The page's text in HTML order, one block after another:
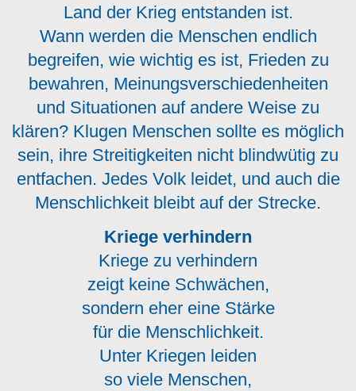
Land der Krieg entstanden ist.
Wann werden die Menschen endlich
begreifen, wie wichtig es ist, Frieden zu
bewahren, Meinungsverschiedenheiten
und Situationen auf andere Weise zu
klären? Klugen Menschen sollte es möglich
sein, ihre Streitigkeiten nicht blindwütig zu
entfachen. Jedes Volk leidet, und auch die
Menschlichkeit bleibt auf der Strecke.
Kriege verhindern
Kriege zu verhindern
zeigt keine Schwächen,
sondern eher eine Stärke
für die Menschlichkeit.
Unter Kriegen leiden
so viele Menschen,